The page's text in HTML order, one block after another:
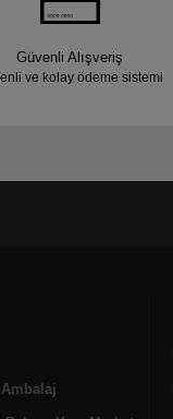
Güvenli Alışveriş
ve kolay ödeme sistemi